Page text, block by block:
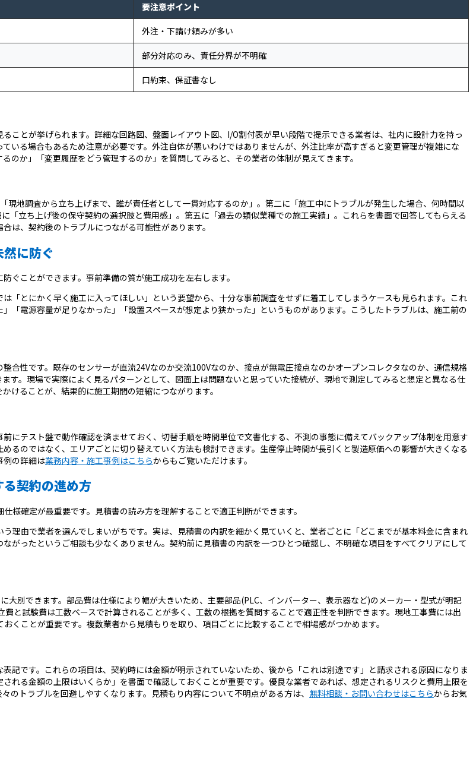
要注意ポイント
外注・下請け頼みが多い
部分対応のみ、責任分界が不明確
口約束、保証書なし
ことが挙げられます。詳細な回路図、盤面レイアウト図、I/O割付表が早い段階で提示できる業者は、社内に設計力を持っ
いる場合もあるため注意が必要です。外注自体が悪いわけではありませんが、外注比率が高すぎると変更管理が複雑にな
か」「変更履歴をどう管理するのか」を質問してみると、その業者の体制が見えてきます。
地調査から立ち上げまで、誰が責任者として一貫対応するのか」。第二に「施工中にトラブルが発生した場合、何時間以
立ち上げ後の保守契約の選択肢と費用感」。第五に「過去の類似業種での施工実績」。これらを書面で回答してもらえる
は、契約後のトラブルにつながる可能性があります。
に防ぐ
ぐことができます。事前準備の質が施工成功を左右します。
「とにかく早く施工に入ってほしい」という要望から、十分な事前調査をせずに着工してしまうケースも見られます。これ
「電源容量が足りなかった」「設置スペースが想定より狭かった」というものがあります。こうしたトラブルは、施工前の
合性です。既存のセンサーが直流24Vなのか交流100Vなのか、接点が無電圧接点なのかオープンコレクタなのか、通信規格
す。現場で実際によく見るパターンとして、図面上は問題ないと思っていた接続が、現地で測定してみると想定と異なる仕
けることが、結果的に施工期間の短縮につながります。
にテスト盤で動作確認を済ませておく、切替手順を時間単位で文書化する、不測の事態に備えてバックアップ体制を用意す
るのではなく、エリアごとに切り替えていく方法も検討できます。生産停止時間が長引くと製造原価への影響が大きくなる
例の詳細は業務内容・施工事例はこちらからもご覧いただけます。
契約の進め方
様確定が最重要です。見積書の読み方を理解することで適正判断ができます。
理由で業者を選んでしまいがちです。実は、見積書の内訳を細かく見ていくと、業者ごとに「どこまでが基本料金に含まれ
がったというご相談も少なくありません。契約前に見積書の内訳を一つひとつ確認し、不明確な項目をすべてクリアにして
別できます。部品費は仕様により幅が大きいため、主要部品(PLC、インバーター、表示器など)のメーカー・型式が明記
と試験費は工数ベースで計算されることが多く、工数の根拠を質問することで適正性を判断できます。現地工事費には出
ことが重要です。複数業者から見積もりを取り、項目ごとに比較することで相場感がつかめます。
記です。これらの項目は、契約時には金額が明示されていないため、後から「これは別途です」と請求される原因になりま
れる金額の上限はいくらか」を書面で確認しておくことが重要です。優良な業者であれば、想定されるリスクと費用上限を
トラブルを回避しやすくなります。見積もり内容について不明点がある方は、 無料相談・お問い合わせはこちらからお気